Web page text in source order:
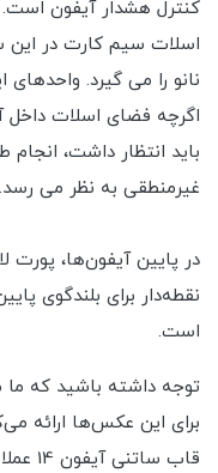
کنترل هشدار آیفون است.
اسلات سیم کارت در
نانو را می گیرد.
اگرچه فضای اسلات داخل
باید انتظار داشت،
غیرمنطقی به نظر می رسد.
در پایین آیفون‌ها، پورت
نقطه‌دار برای بلندگوی
است.
توجه داشته باشید که ما
برای این عکس‌ها ارائه
قاب